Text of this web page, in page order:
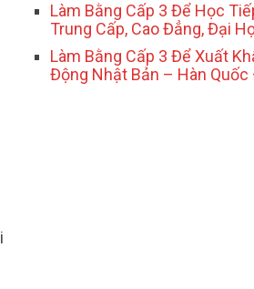
Làm Bằng Cấp 3 Để Học
Trung Cấp, Cao Đẳng, Đại
Làm Bằng Cấp 3 Để Xuất
Động Nhật Bản – Hàn